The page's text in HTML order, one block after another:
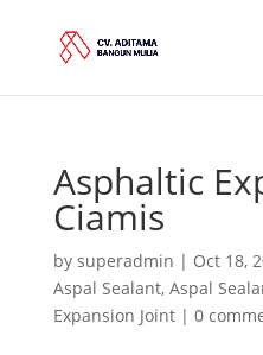
Asphaltic
Ciamis
by superadmin | Oct 18,
Aspal Sealant, Aspal
Expansion Joint| 0